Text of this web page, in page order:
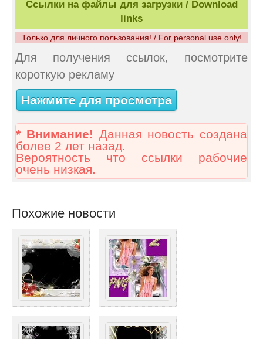
Ссылки на файлы для загрузки / Download
links
Только для личного пользования! / For personal use only!
Для получения ссылок, посмотрите
короткую рекламу
Нажмите для просмотра
* Внимание! Данная новость создана
более 2 лет назад.
Вероятность что ссылки рабочие
очень низкая.
Похожие новости